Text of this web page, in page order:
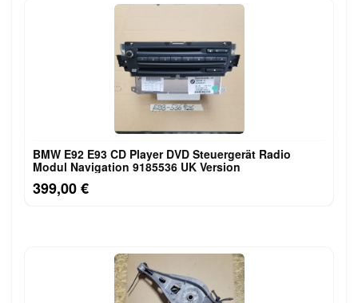
BMW E92 E93 CD Player DVD Steuergerät Radio
Modul Navigation 9185536 UK Version
399,00 €